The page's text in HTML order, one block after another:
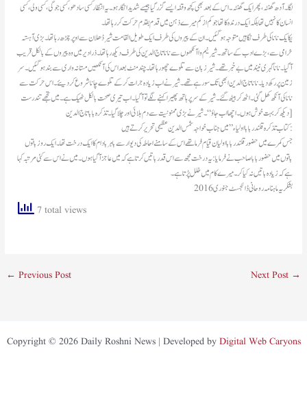
لگا۔ آدھ گھنٹہ ، پھر ایک گھنٹہ ۔ اس کے بعد بھی کچھ وقفہ ایسے گزر گیا جیسے شدید انگار ہو۔ یہ انتظار کسی سادھو ، کسی جوگی ، کسی ولی، کسی
انسان کا نہیں تھا بلکہ ایک درندہ کا تھا جو کم از کم میرے ذہن میں قدم بقدم حرکت کر رہا تھا۔
یکا یک نانا کی طرف نگاہیں متوجہ ہو گئیں۔ ان کے پیروں کی طرف ایک طویل القامت شیر ڈھلان سے اوپر چڑھ رہا تھا۔ بڑی آہستہ
خرامی سے ، بڑے ادب کے ساتھ ۔ شیر نیم وا آنکھوں سے نانا تاج الدین کی طرف دیکھ رہا تھا۔ ذرادیر میں وہ پیروں کے بالکل قریب
آگیا۔ نانا گہری نیند میں بے خبر تھے۔ شیر زبان سے تلوے چھو رہا تھا۔ چند منٹ بعد اس کی آنکھیں مستانہ واری سے بند ہو گئیں۔ سر
زمین پر رکھ دیا۔ نانا تاج الدین ابھی تک سورہے تھے۔ شیر نے اب زیادہ جرات کر کے تلوے چانا شروع کر دیئے۔ اس حرکت سے
نانا کی آنکھ کھل گئی۔ اٹھ کر بیٹھ گئے۔ شیر کے سر پر ہاتھ پھیرا کہنے لگے تو آگیا۔ اب تیری صحت بالکل ٹھیک ہے۔ میں تجھے تندرست
دیکھ کر بہت خوش ہوں۔ اچھا اب جاؤ“۔ شیر نے بڑی ممنونیت سے دم ہلائی اور چلا گیا۔تذکرہ بابا تاج الدین ]
کتاب تذکرہ قلندر بابا اولیاء” میں جناب خواجہ شمس الدین عظیمی تحریر کرتے ہیں:
جس کمرے میں حضور قلندر بابا اولیان قیام فرما تھے اس کے سامنے احاطہ کی دیوار سے باہر بادام کا ایک درخت تھا۔ ایک روز باتوں
باتوں میں حضور بابا صاحب نے فرمایا: یہ درخت مجھ سے اس قدر باتیں کرتا ہے کہ میں عاجز آگیا ہوں۔ میں نے اس سے کئی مرتبہ کہا
ہے کہ زیادہ باتیں نہ کیا کر۔ میرے کام میں خلل پڑتا ہے۔
بشکریہ ماہنامہ روحانی ڈائجسٹ جنوری 2016
7 total views
← Previous Post Next Post →
Copyright © 2026 Daily Roshni News | Developed by Digital Web Caryons